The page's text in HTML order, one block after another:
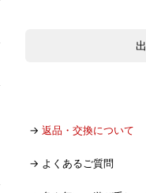
→ 返品・交換について
→ よくあるご質問